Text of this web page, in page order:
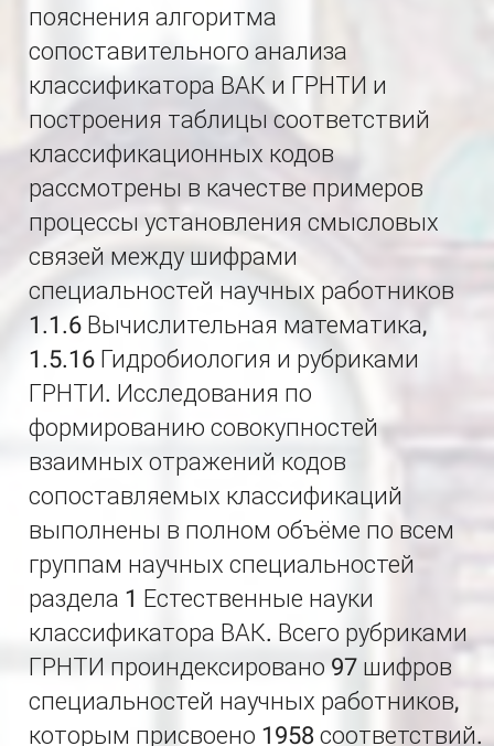
пояснения алгоритма
сопоставительного анализа
классификатора ВАК и ГРНТИ и
построения таблицы соответствий
классификационных кодов
рассмотрены в качестве примеров
процессы установления смысловых
связей между шифрами
специальностей научных работников
1.1.6 Вычислительная математика,
1.5.16 Гидробиология и рубриками
ГРНТИ. Исследования по
формированию совокупностей
взаимных отражений кодов
сопоставляемых классификаций
выполнены в полном объёме по всем
группам научных специальностей
раздела 1 Естественные науки
классификатора ВАК. Всего рубриками
ГРНТИ проиндексировано 97 шифров
специальностей научных работников,
которым присвоено 1958 соответствий.